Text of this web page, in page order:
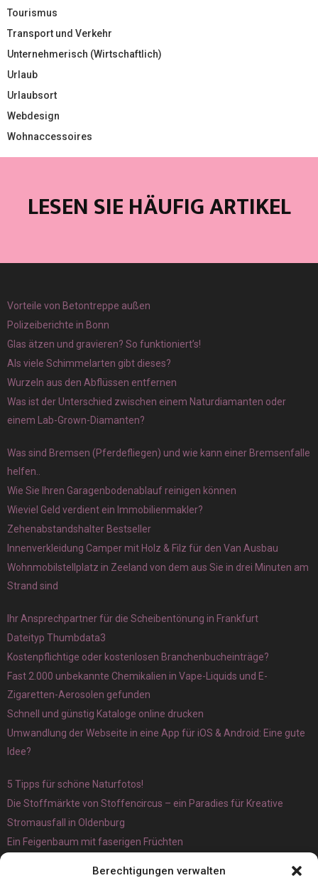
Berechtigungen verwalten
Tourismus
Transport und Verkehr
Unternehmerisch (Wirtschaftlich)
Urlaub
Urlaubsort
Webdesign
Wohnaccessoires
LESEN SIE HÄUFIG ARTIKEL
Vorteile von Betontreppe außen
Polizeiberichte in Bonn
Glas ätzen und gravieren? So funktioniert’s!
Als viele Schimmelarten gibt dieses?
Wurzeln aus den Abflüssen entfernen
Was ist der Unterschied zwischen einem Naturdiamanten oder
einem Lab-Grown-Diamanten?
Was sind Bremsen (Pferdefliegen) und wie kann einer Bremsenfalle
helfen..
Wie Sie Ihren Garagenbodenablauf reinigen können
Wieviel Geld verdient ein Immobilienmakler?
Zehenabstandshalter Bestseller
Innenverkleidung Camper mit Holz & Filz für den Van Ausbau
Wohnmobilstellplatz in Zeeland von dem aus Sie in drei Minuten am
Strand sind
Ihr Ansprechpartner für die Scheibentönung in Frankfurt
Dateityp Thumbdata3
Kostenpflichtige oder kostenlosen Branchenbucheinträge?
Fast 2.000 unbekannte Chemikalien in Vape-Liquids und E-
Zigaretten-Aerosolen gefunden
Schnell und günstig Kataloge online drucken
Umwandlung der Webseite in eine App für iOS & Android: Eine gute
Idee?
5 Tipps für schöne Naturfotos!
Die Stoffmärkte von Stoffencircus – ein Paradies für Kreative
Stromausfall in Oldenburg
Ein Feigenbaum mit faserigen Früchten